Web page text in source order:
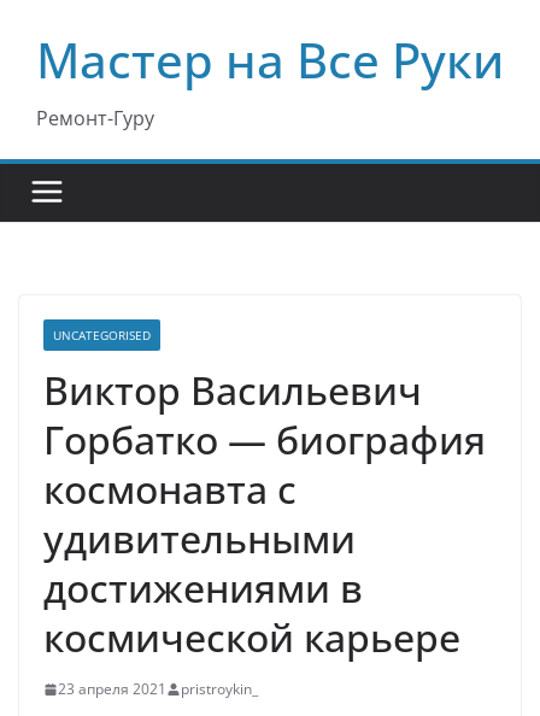
содержимому
Мастер на Все Руки
Ремонт-Гуру
UNCATEGORISED
Виктор Васильевич
Горбатко — биография
космонавта с
удивительными
достижениями в
космической карьере
23 апреля 2021 pristroykin_